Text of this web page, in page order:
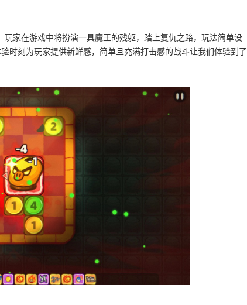
家在游戏中将扮演一具魔王的残躯，踏上复仇之路，玩法简单没
时刻为玩家提供新鲜感，简单且充满打击感的战斗让我们体验到了